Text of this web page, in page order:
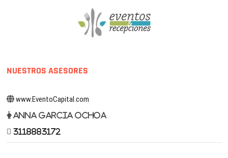
NUESTROS ASESORES
www.EventoCapital.com
Anna Garcia Ochoa
3118883172